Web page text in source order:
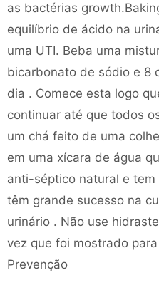
as bactérias
equilíbrio de ácido na
uma UTI. Beba uma
bicarbonato de sódio e 8
dia . Comece esta logo
continuar até que todos
um chá feito de uma
em uma xícara de água
anti-séptico natural e
têm grande sucesso na
urinário . Não use
vez que foi mostrado
Prevenção